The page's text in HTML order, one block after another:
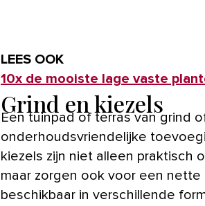
LEES OOK
10x de mooiste lage vaste
Grind en kiezels
Een tuinpad of terras van grind
onderhoudsvriendelijke
kiezels zijn niet alleen praktisch
maar zorgen ook voor een nette
beschikbaar in verschillende